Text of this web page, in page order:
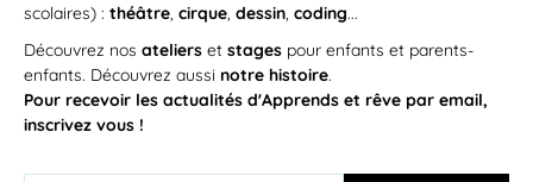
scolaires) : théâtre, cirque, dessin, coding...
Découvrez nos ateliers et stages pour enfants et parents-
enfants. Découvrez aussi notre histoire.
Pour recevoir les actualités d'Apprends et rêve par email,
inscrivez vous !